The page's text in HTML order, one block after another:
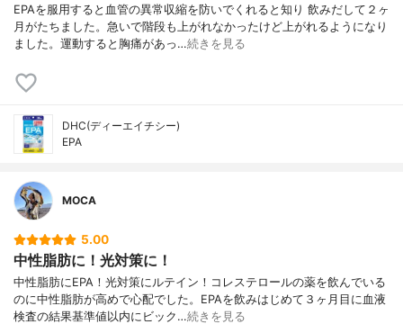
EPAを服用すると血管の異常収縮を防いでくれると知り 飲みだして２ヶ
月がたちました。急いで階段も上がれなかったけど上がれるようになり
ました。運動すると胸痛があっ…続きを見る
DHC(ディーエイチシー)
EPA
MOCA
5.00
中性脂肪に！光対策に！
中性脂肪にEPA！光対策にルテイン！コレステロールの薬を飲んでいる
のに中性脂肪が高めで心配でした。EPAを飲みはじめて３ヶ月目に血液
検査の結果基準値以内にビック…続きを見る